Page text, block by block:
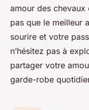
amour des chevaux
pas que le meilleur
sourire et votre
n’hésitez pas à
partager votre
garde-robe